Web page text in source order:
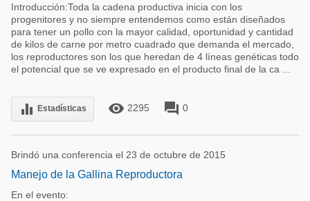
Introducción:Toda la cadena productiva inicia con los
progenitores y no siempre entendemos como están diseñados
para tener un pollo con la mayor calidad, oportunidad y cantidad
de kilos de carne por metro cuadrado que demanda el mercado,
los reproductores son los que heredan de 4 líneas genéticas todo
el potencial que se ve expresado en el producto final de la ca ...
equalizer Estadísticas remove_red_eye 2295 forum 0
Brindó una conferencia el 23 de octubre de 2015
Manejo de la Gallina Reproductora
En el evento: